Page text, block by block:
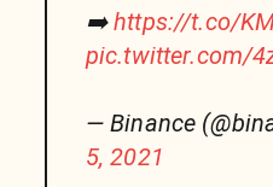
➡️https://t.co/
pic.twitter.com/
— Binance
5, 2021